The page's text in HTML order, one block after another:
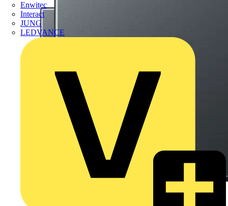
Enwitec
Interact
JUNG
LEDVANCE